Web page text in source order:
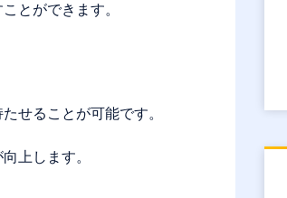
とができます。
せることが可能です。
上します。